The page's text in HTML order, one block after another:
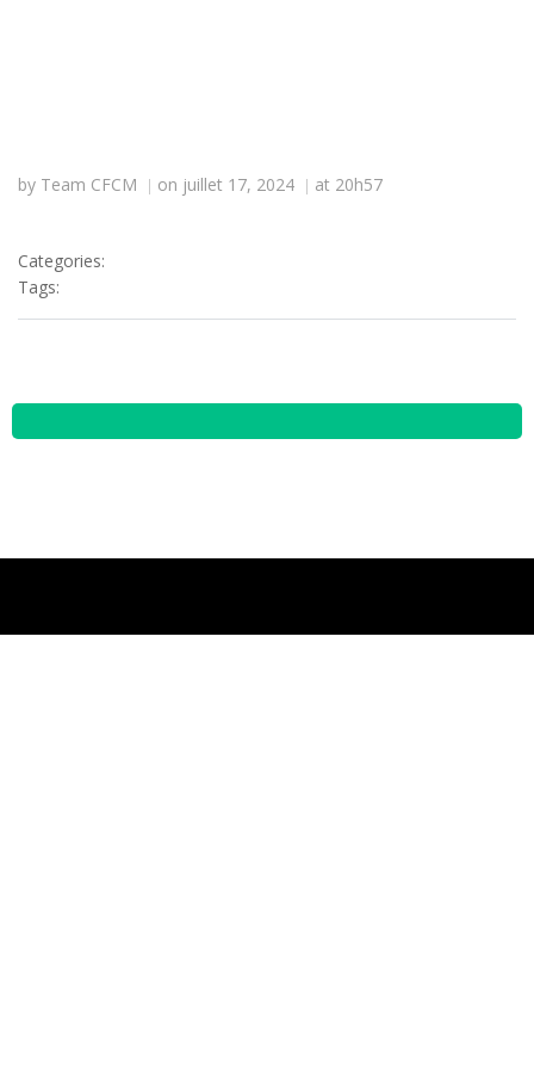
by Team CFCM | on juillet 17, 2024 | at 20h57
Categories:
Tags: